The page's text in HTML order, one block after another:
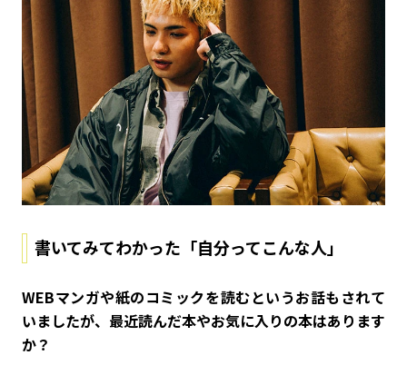
書いてみてわかった「自分ってこんな人」
――WEBマンガや紙のコミックを読むというお話もされて
いましたが、最近読んだ本やお気に入りの本はあります
か？